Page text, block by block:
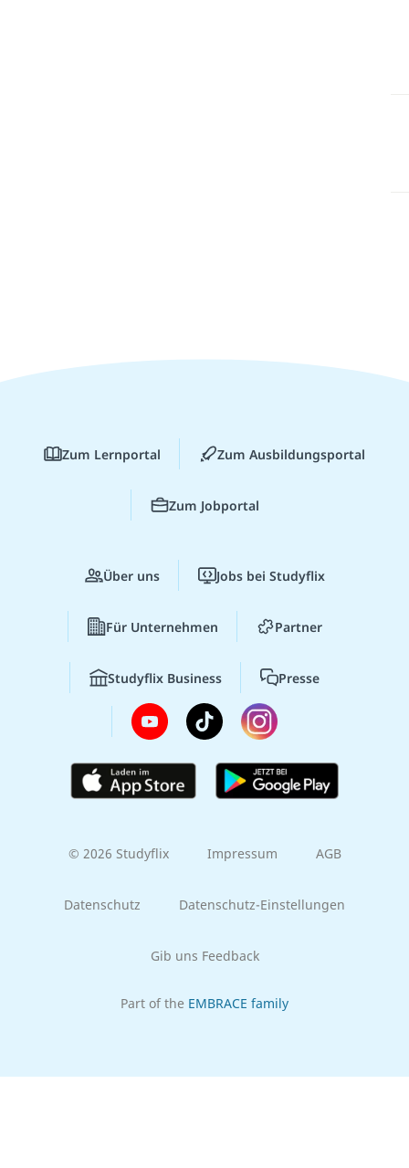
Zum Lernportal Zum Ausbildungsportal
Zum Jobportal
Über uns Jobs bei Studyflix
Für Unternehmen Partner
Studyflix Business Presse
© 2026 Studyflix Impressum AGB
Datenschutz Datenschutz-Einstellungen
Gib uns Feedback
Part of the EMBRACE family